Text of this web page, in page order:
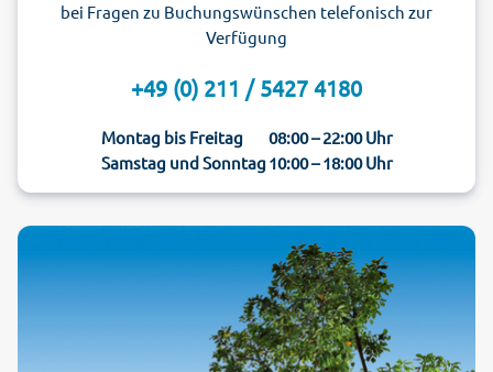
bei Fragen zu Buchungswünschen telefonisch zur
Verfügung
+49 (0) 211 / 5427 4180
Montag bis Freitag
08:00 – 22:00 Uhr
Samstag und Sonntag10:00 – 18:00 Uhr